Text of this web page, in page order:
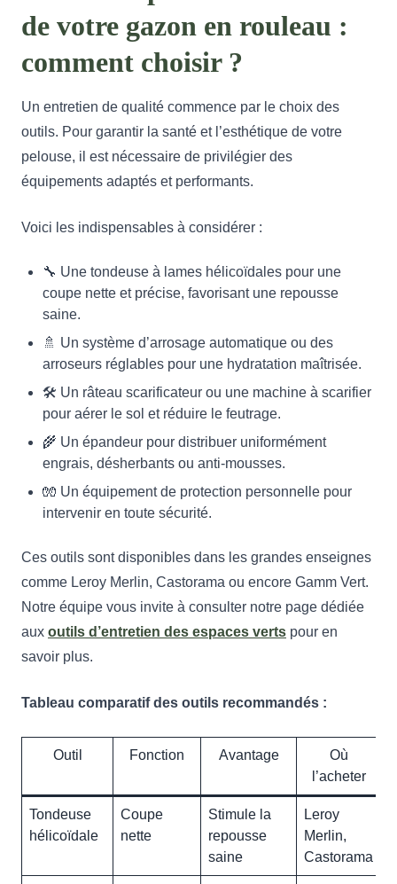
de votre gazon en rouleau :
comment choisir ?
Un entretien de qualité commence par le choix des
outils. Pour garantir la santé et l’esthétique de votre
pelouse, il est nécessaire de privilégier des
équipements adaptés et performants.
Voici les indispensables à considérer :
🔧 Une tondeuse à lames hélicoïdales pour une
coupe nette et précise, favorisant une repousse
saine.
🚿 Un système d’arrosage automatique ou des
arroseurs réglables pour une hydratation maîtrisée.
🛠 Un râteau scarificateur ou une machine à scarifier
pour aérer le sol et réduire le feutrage.
🌾 Un épandeur pour distribuer uniformément
engrais, désherbants ou anti-mousses.
🧤 Un équipement de protection personnelle pour
intervenir en toute sécurité.
Ces outils sont disponibles dans les grandes enseignes
comme Leroy Merlin, Castorama ou encore Gamm Vert.
Notre équipe vous invite à consulter notre page dédiée
aux outils d’entretien des espaces verts pour en
savoir plus.
Tableau comparatif des outils recommandés :
Outil Fonction Avantage
Où
l’acheter
Tondeuse
hélicoïdale
Coupe
nette
Stimule la
repousse
saine
Leroy
Merlin,
Castorama